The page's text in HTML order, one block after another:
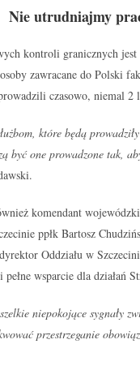
Nie utrudniajmy
kontroli granicznych
zawracane do Polski
czasowo, niemal 2
które będą
być one prowadzone tak,
komendant
ppłk Bartosz
Oddziału w
wsparcie dla działań
niepokojące sygnały
przestrzeganie